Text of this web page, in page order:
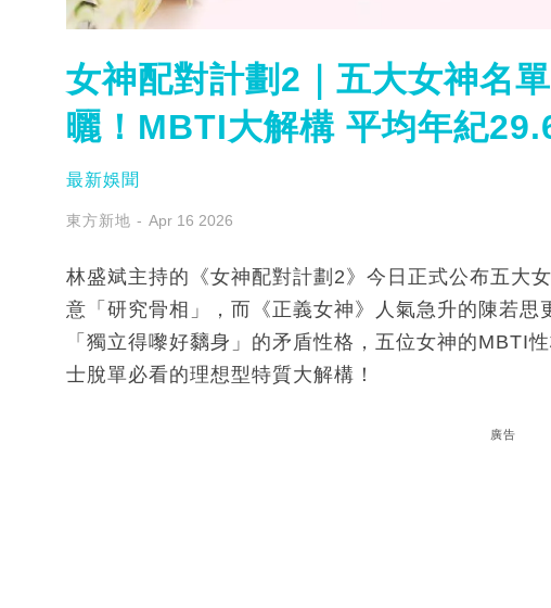
女神配對計劃2｜五大女神名
曬！MBTI大解構 平均年紀
最新娛聞
東方新地 Apr 16 2026
林盛斌主持的《女神配對計劃2》今日正式公布五大
意「研究骨相」，而《正義女神》人氣急升的陳若
「獨立得嚟好黐身」的矛盾性格，五位女神的MBTI
士脫單必看的理想型特質大解構！
廣告